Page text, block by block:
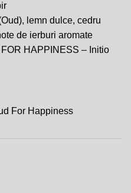
lemn dulce, cedru
de ierburi aromate
HAPPINESS – Initio
For Happiness